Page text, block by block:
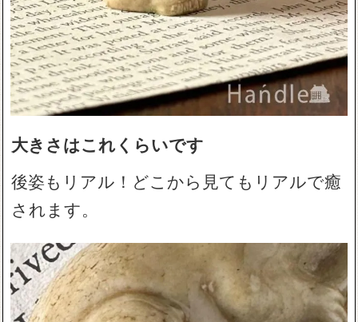
大きさはこれくらいです
後姿もリアル！どこから見てもリアルで癒
されます。